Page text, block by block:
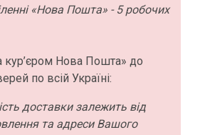
«Нова Пошта» - 5 робочих
кур’єром Нова Пошта» до
по всій Україні:
доставки залежить від
та адреси Вашого